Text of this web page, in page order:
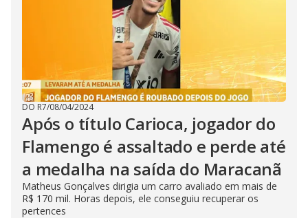
DO R7/08/04/2024
Após o título Carioca, jogador do
Flamengo é assaltado e perde até
a medalha na saída do Maracanã
Matheus Gonçalves dirigia um carro avaliado em mais de
R$ 170 mil. Horas depois, ele conseguiu recuperar os
pertences